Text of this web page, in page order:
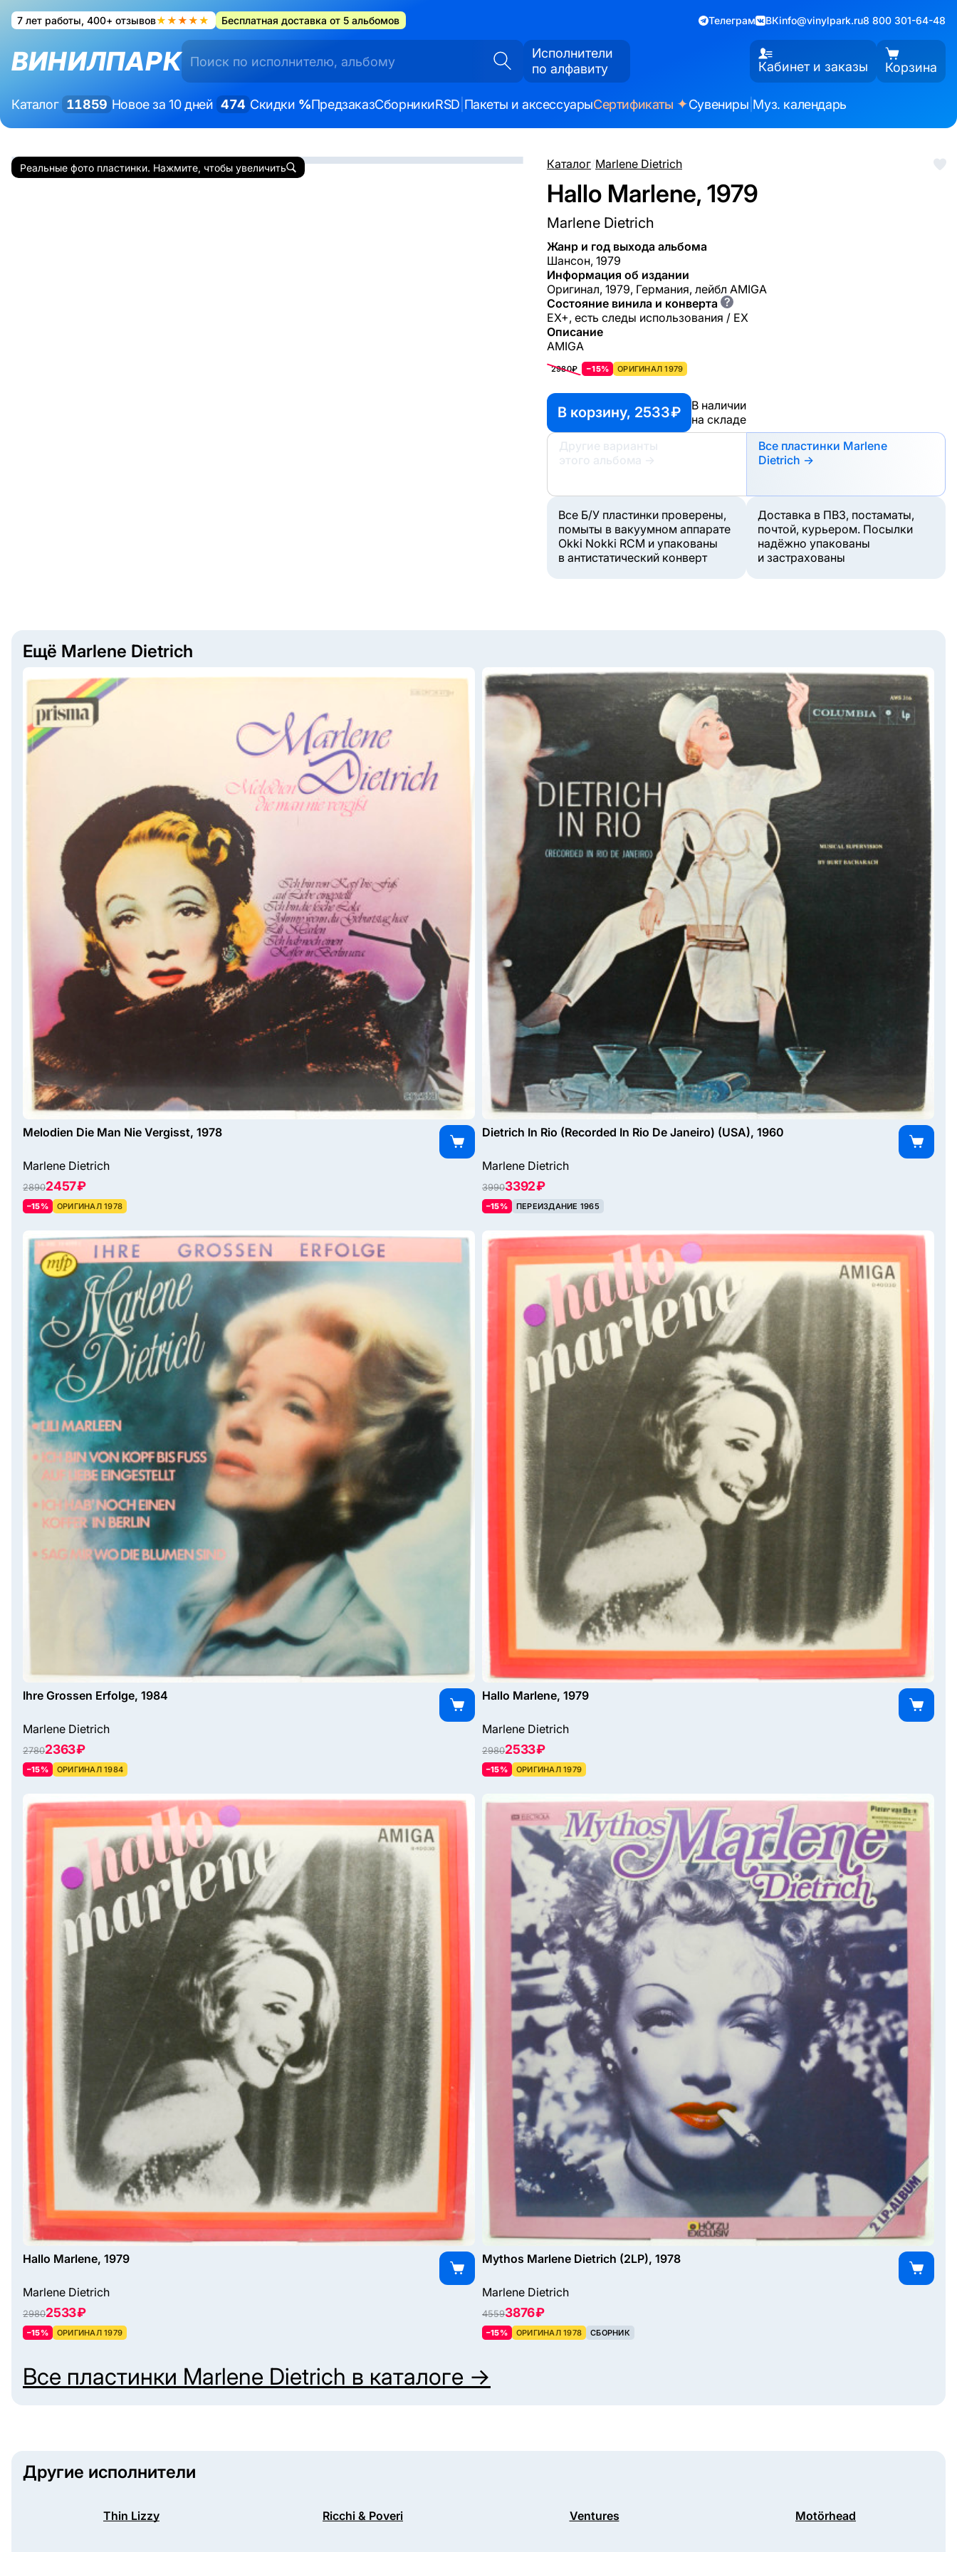
7 лет работы, 400+ отзывов★★★★★ Бесплатная доставка от 5 альбомов Телеграм ВКinfo@vinylpark.ru8 800 301-64-48
ВИНИЛПАРК
Исполнители
по алфавиту
Кабинет и заказы Корзина
Каталог 11859 Новое за 10 дней 474 Скидки %ПредзаказСборникиRSD Пакеты и аксессуарыСертификаты ✦Сувениры Муз. календарь
Каталог/Marlene Dietrich
Hallo Marlene, 1979
Marlene Dietrich
Жанр и год выхода альбома
Шансон, 1979
Информация об издании
Оригинал, 1979, Германия, лейбл AMIGA
Состояние винила и конверта ?
EX+, есть следы использования / EX
Описание
AMIGA
2980₽ −15% ОРИГИНАЛ 1979
В корзину, 2533 ₽
В наличии
на складе
Другие варианты
этого альбома
→
Все пластинки Marlene
Dietrich →
Все Б/У пластинки проверены,
помыты в вакуумном аппарате
Okki Nokki RCM и упакованы
в антистатический конверт
Доставка в ПВЗ, постаматы,
почтой, курьером. Посылки
надёжно упакованы
и застрахованы
Реальные фото пластинки. Нажмите, чтобы увеличить
Ещё Marlene Dietrich
Melodien Die Man Nie Vergisst, 1978
Marlene Dietrich
28902457 ₽
–15% ОРИГИНАЛ 1978
Dietrich In Rio (Recorded In Rio De Janeiro) (USA), 1960
Marlene Dietrich
39903392 ₽
–15% ПЕРЕИЗДАНИЕ 1965
Ihre Grossen Erfolge, 1984
Marlene Dietrich
27802363 ₽
–15% ОРИГИНАЛ 1984
Hallo Marlene, 1979
Marlene Dietrich
29802533 ₽
–15% ОРИГИНАЛ 1979
Hallo Marlene, 1979
Marlene Dietrich
29802533 ₽
–15% ОРИГИНАЛ 1979
Mythos Marlene Dietrich (2LP), 1978
Marlene Dietrich
45593876 ₽
–15% ОРИГИНАЛ 1978 СБОРНИК
Все пластинки Marlene Dietrich в каталоге →
Другие исполнители
Thin Lizzy Ricchi & Poveri Ventures Motörhead